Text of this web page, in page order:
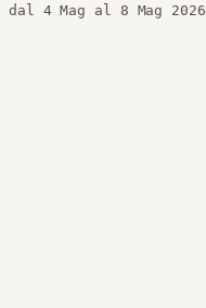
dal 4 Mag al 8 Mag 2026